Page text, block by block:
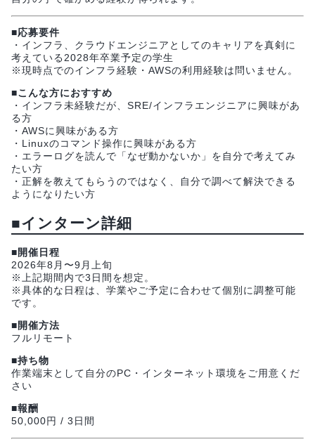
■応募要件
・インフラ、クラウドエンジニアとしてのキャリアを真剣に
考えている2028年卒業予定の学生
※現時点でのインフラ経験・AWSの利用経験は問いません。
■こんな方におすすめ
・インフラ未経験だが、SRE/インフラエンジニアに興味があ
る方
・AWSに興味がある方
・Linuxのコマンド操作に興味がある方
・エラーログを読んで「なぜ動かないか」を自分で考えてみ
たい方
・正解を教えてもらうのではなく、自分で調べて解決できる
ようになりたい方
■インターン詳細
■開催日程
2026年8月〜9月上旬
※上記期間内で3日間を想定。
※具体的な日程は、学業やご予定に合わせて個別に調整可能
です。
■開催方法
フルリモート
■持ち物
作業端末として自分のPC・インターネット環境をご用意くだ
さい
■報酬
50,000円 / 3日間